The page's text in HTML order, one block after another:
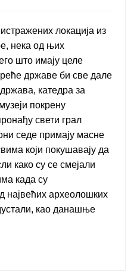
локација из
нека од њих
што имају целе
државе би све дале
катедра за
покрену
свети грал
седе примају масне
који покушавају да
како су се смејали
када су
највећих археолошких
као данашње